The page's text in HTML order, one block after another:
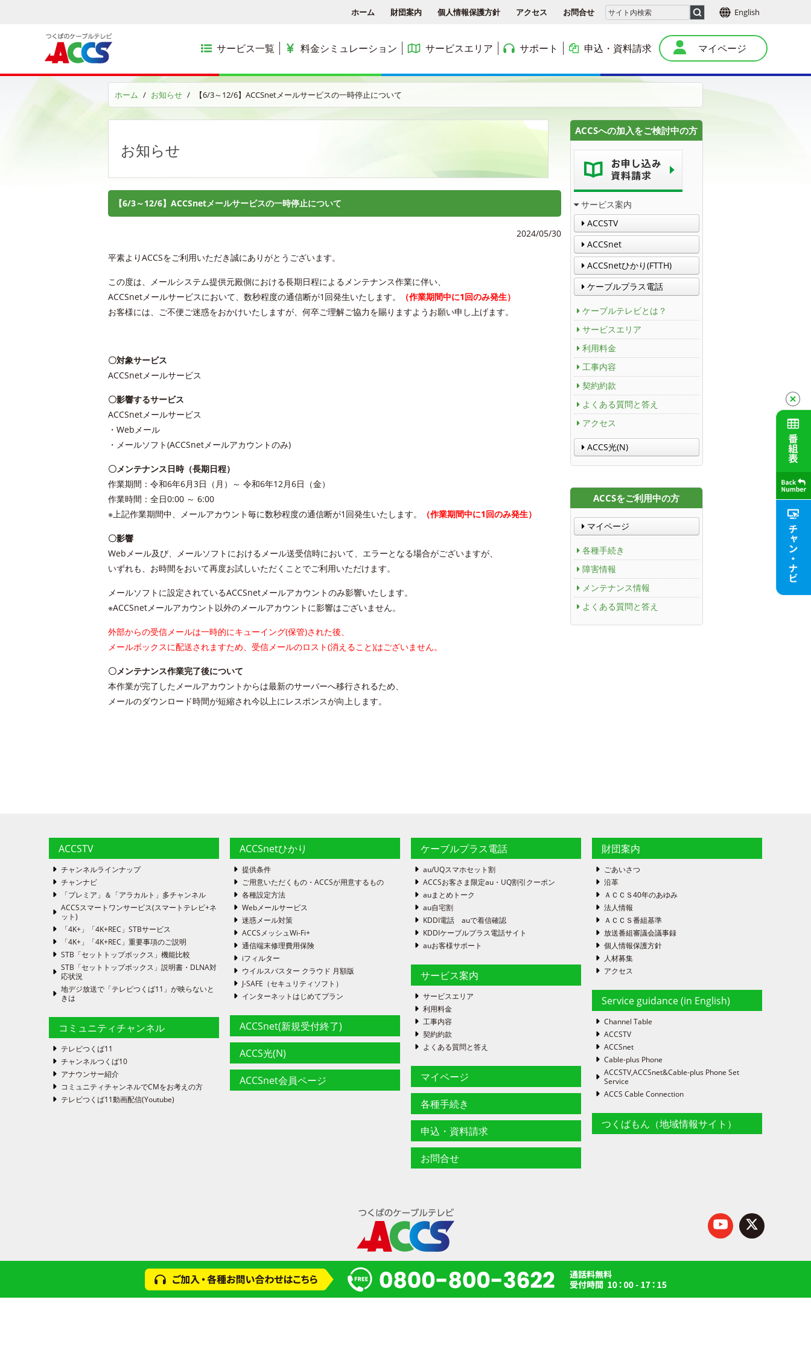
ホーム 財団案内 個人情報保護方針 アクセス お問合せ English
サービス一覧
ACCSTV
コミュニティチャンネル
料金シミュレーション
料金シミュレーション
サービスエリア
サービスエリア
公団・県営住宅
サポート
各種手続き
申込・資料請求 マイページ
ホーム お知らせ 【6/3～12/6】ACCSnetメールサービスの一時停止について
お知らせ
【6/3～12/6】ACCSnetメールサービスの一時停止について
2024/05/30
平素よりACCSをご利用いただき誠にありがとうございます。
この度は、メールシステム提供元殿側における長期日程によるメンテナンス作業に伴い、
ACCSnetメールサービスにおいて、数秒程度の通信断が1回発生いたします。
（作業期間中に1回のみ発生）
お客様には、ご不便ご迷惑をおかけいたしますが、何卒ご理解ご協力を賜りますようお願い申し上げます。
〇対象サービス
ACCSnetメールサービス
〇影響するサービス
ACCSnetメールサービス
・Webメール
・メールソフト(ACCSnetメールアカウントのみ)
〇メンテナンス日時（長期日程）
作業期間：令和6年6月3日（月）～ 令和6年12月6日（金）
作業時間：全日0:00 ～ 6:00
※上記作業期間中、メールアカウント毎に数秒程度の通信断が1回発生いたします。
（作業期間中に1回のみ発生）
〇影響
Webメール及び、メールソフトにおけるメール送受信時において、エラーとなる場合がございますが、
いずれも、お時間をおいて再度お試しいただくことでご利用いただけます。
メールソフトに設定されているACCSnetメールアカウントのみ影響いたします。
※ACCSnetメールアカウント以外のメールアカウントに影響はございません。
外部からの受信メールは一時的にキューイング(保管)された後、
メールボックスに配送されますため、受信メールのロスト(消えること)はございません。
〇メンテナンス作業完了後について
本作業が完了したメールアカウントからは最新のサーバーへ移行されるため、
メールのダウンロード時間が短縮され今以上にレスポンスが向上します。
ACCSへの加入をご検討中の方
サービス案内
ACCSTV
ACCSnet
ACCSnetひかり(FTTH)
ケーブルプラス電話
ケーブルテレビとは？
サービスエリア
利用料金
工事内容
契約約款
よくある質問と答え
アクセス
ACCS光(N)
ACCSをご利用中の方
マイページ
各種手続き
障害情報
メンテナンス情報
よくある質問と答え
ACCSTV
チャンネルラインナップ
チャンナビ
「プレミア」＆「アラカルト」多チャンネル
ACCSスマートワンサービス(スマートテレビ+ネ
ット)
「4K+」「4K+REC」STBサービス
「4K+」「4K+REC」重要事項のご説明
STB「セットトップボックス」機能比較
STB「セットトップボックス」説明書・DLNA対
応状況
地デジ放送で「テレビつくば11」が映らないと
きは
コミュニティチャンネル
テレビつくば11
チャンネルつくば10
アナウンサー紹介
コミュニティチャンネルでCMをお考えの方
テレビつくば11動画配信(Youtube)
ACCSnetひかり
提供条件
ご用意いただくもの・ACCSが用意するもの
各種設定方法
Webメールサービス
迷惑メール対策
ACCSメッシュWi-Fi+
通信端末修理費用保険
iフィルター
ウイルスバスター クラウド 月額版
J-SAFE（セキュリティソフト）
インターネットはじめてプラン
ACCSnet(新規受付終了)
ACCS光(N)
ACCSnet会員ページ
ケーブルプラス電話
au/UQスマホセット割
ACCSお客さま限定au・UQ割引クーポン
auまとめトーク
au自宅割
KDDI電話 auで着信確認
KDDIケーブルプラス電話サイト
auお客様サポート
サービス案内
サービスエリア
利用料金
工事内容
契約約款
よくある質問と答え
マイページ
各種手続き
申込・資料請求
お問合せ
財団案内
ごあいさつ
沿革
ＡＣＣＳ40年のあゆみ
法人情報
ＡＣＣＳ番組基準
放送番組審議会議事録
個人情報保護方針
人材募集
アクセス
Service guidance (in English)
Channel Table
ACCSTV
ACCSnet
Cable-plus Phone
ACCSTV,ACCSnet&Cable-plus Phone Set
Service
ACCS Cable Connection
つくばもん（地域情報サイト）
© 2024 一般財団法人 研究学園都市コミュニティケーブルサービス(ACCS)